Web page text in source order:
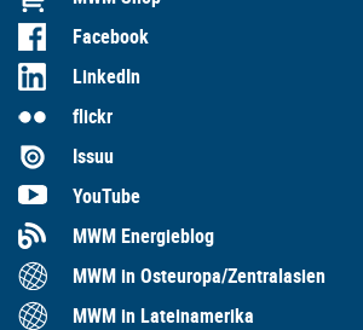
Facebook
LinkedIn
flickr
Issuu
YouTube
MWM Energieblog
MWM in Osteuropa/Zentralasien
MWM in Lateinamerika